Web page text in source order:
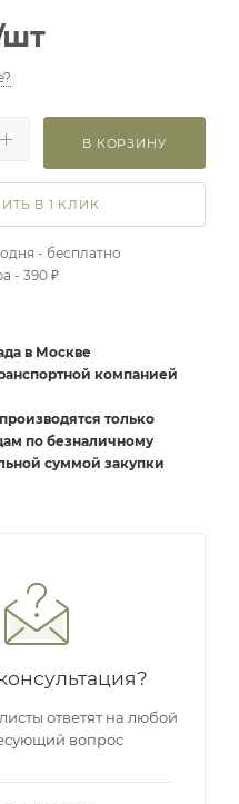
В КОРЗИНУ
В 1 КЛИК
- бесплатно
- 390 ₽
в Москве
компанией
только
по безналичному
суммой закупки
ответят на любой
вопрос